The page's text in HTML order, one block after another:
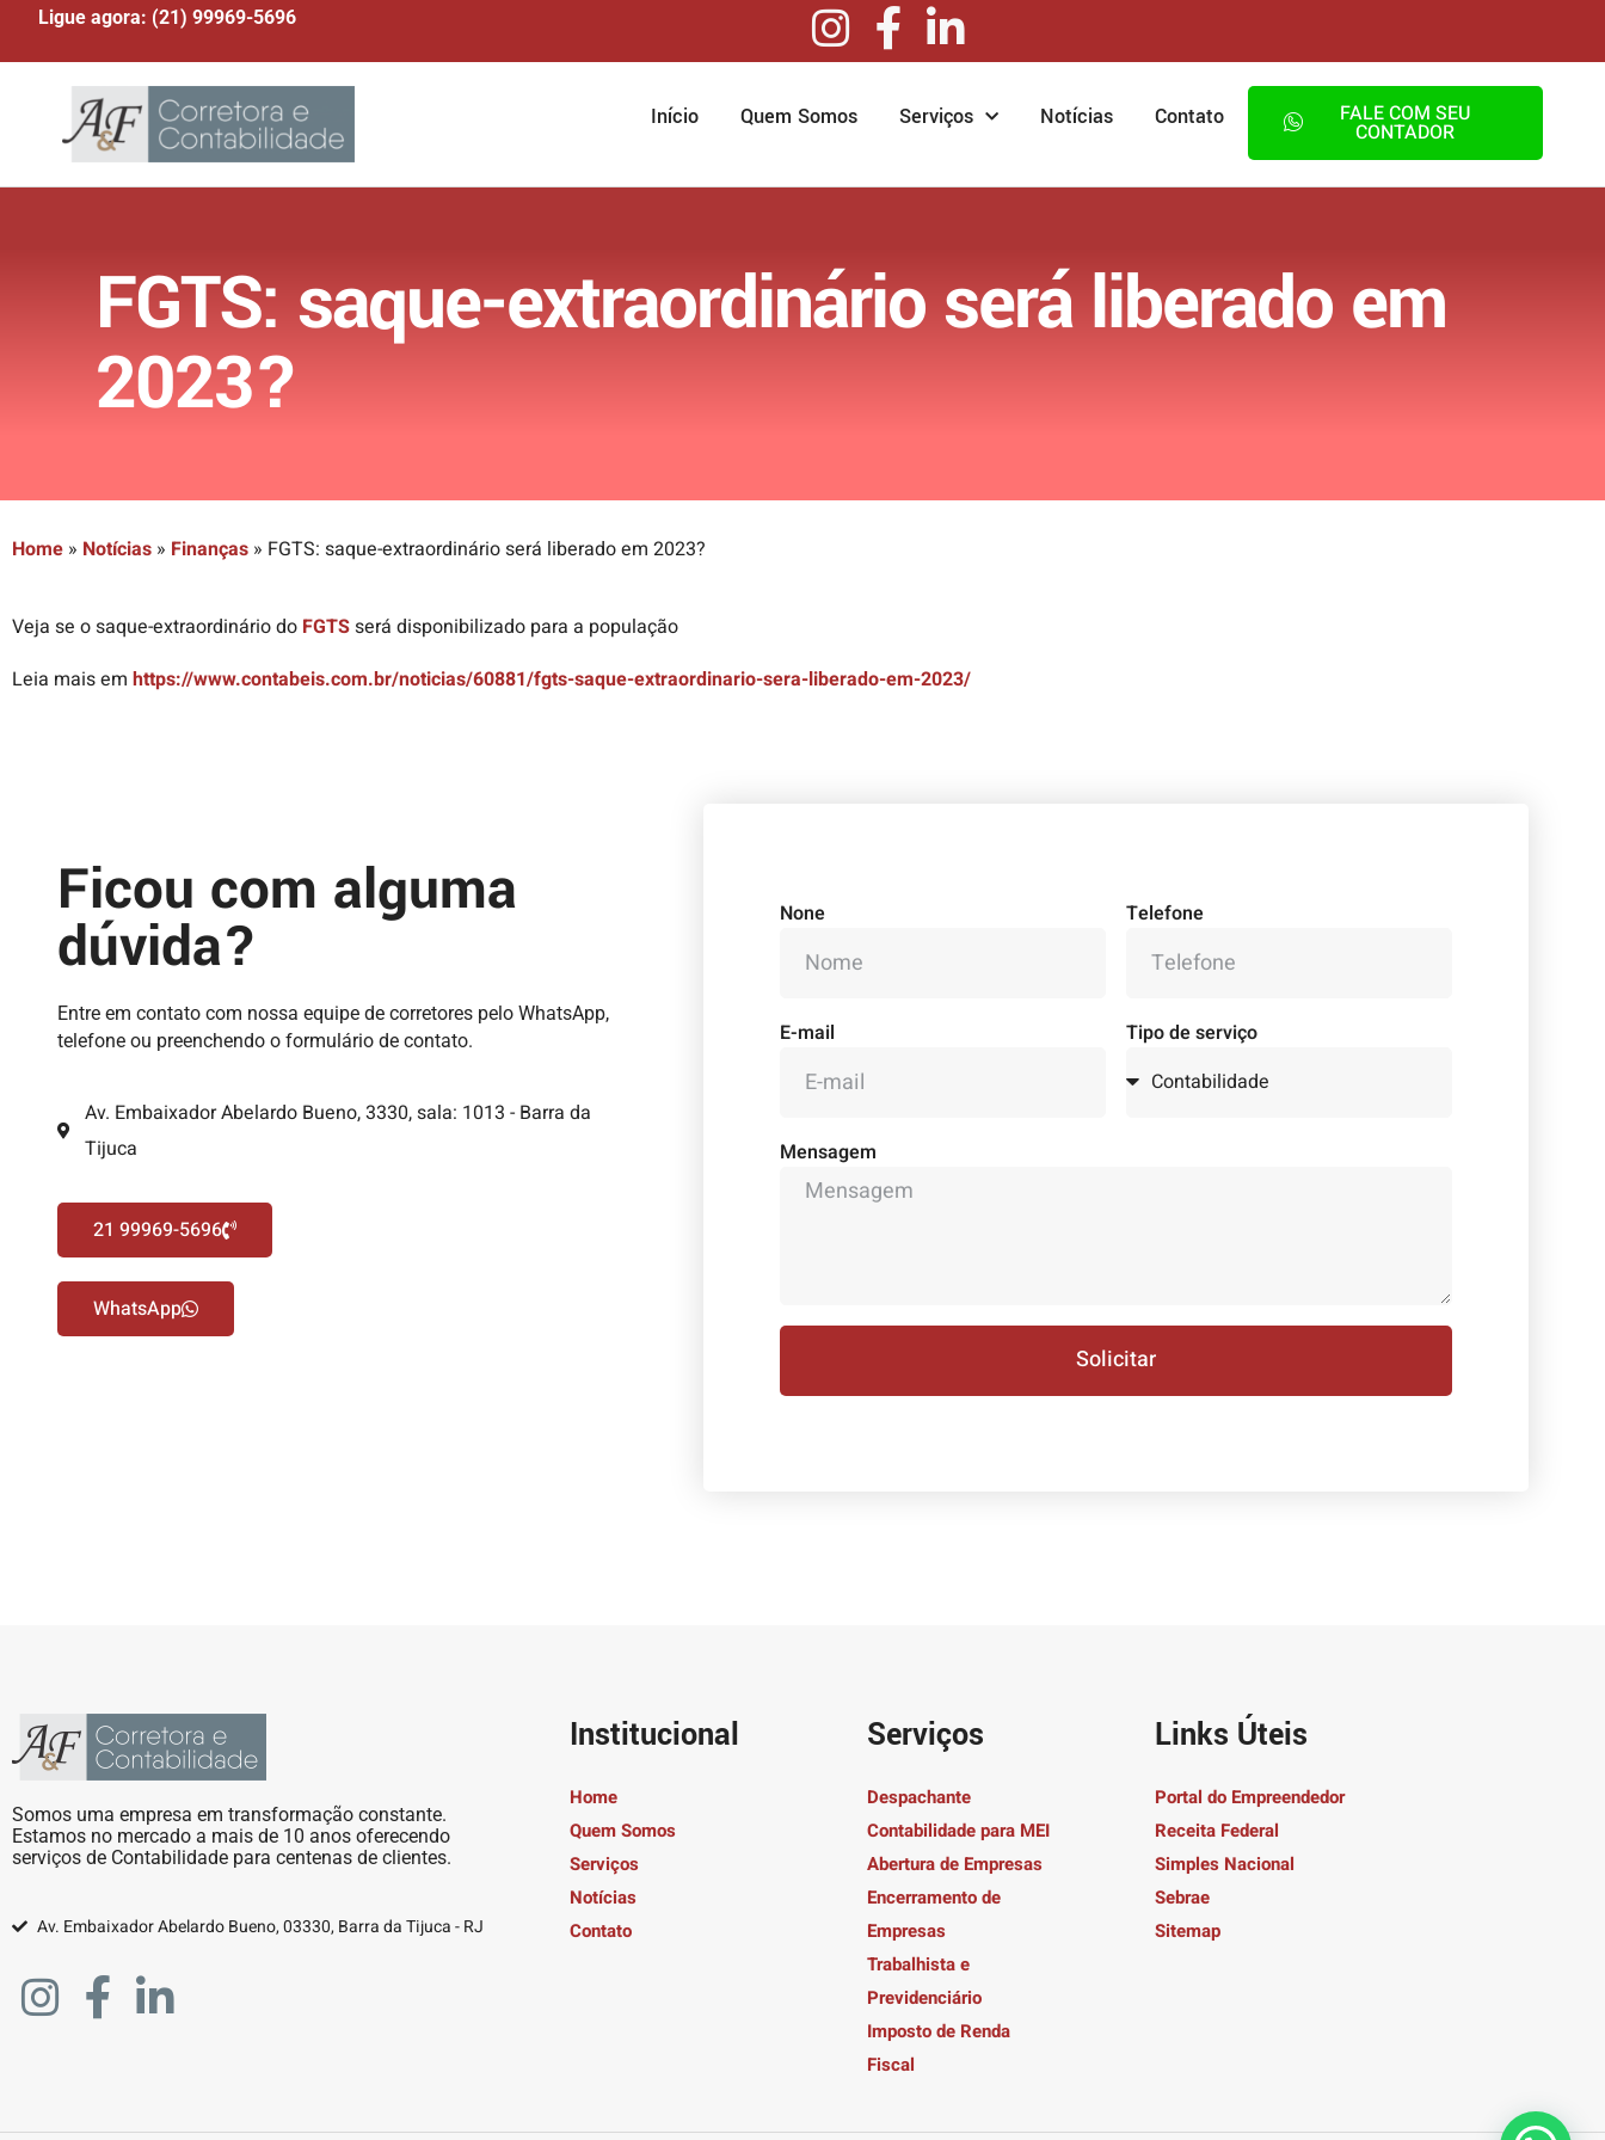
Ligue agora: (21) 99969-5696
Início Quem Somos Serviços Notícias Contato FALE COM SEU
CONTADOR
FGTS: saque-extraordinário será liberado em
2023?
Home » Notícias » Finanças » FGTS: saque-extraordinário será liberado em 2023?
Veja se o saque-extraordinário do FGTSserá disponibilizado para a população
Leia mais em https://www.contabeis.com.br/noticias/60881/fgts-saque-extraordinario-sera-liberado-em-2023/
Ficou com alguma
dúvida?
Entre em contato com nossa equipe de corretores pelo WhatsApp,
telefone ou preenchendo o formulário de contato.
Av. Embaixador Abelardo Bueno, 3330, sala: 1013 - Barra da
Tijuca
21 99969-5696
WhatsApp
None Telefone
E-mail Tipo de serviço
Mensagem
Solicitar
Somos uma empresa em transformação constante.
Estamos no mercado a mais de 10 anos oferecendo
serviços de Contabilidade para centenas de clientes.
Av. Embaixador Abelardo Bueno, 03330, Barra da Tijuca - RJ
Institucional
Home
Quem Somos
Serviços
Notícias
Contato
Serviços
Despachante
Contabilidade para MEI
Abertura de Empresas
Encerramento de
Empresas
Trabalhista e
Previdenciário
Imposto de Renda
Fiscal
Links Úteis
Portal do Empreendedor
Receita Federal
Simples Nacional
Sebrae
Sitemap